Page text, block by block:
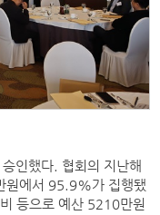
인했다. 협회의 지난해
원에서 95.9%가 집행됐
등으로 예산 5210만원